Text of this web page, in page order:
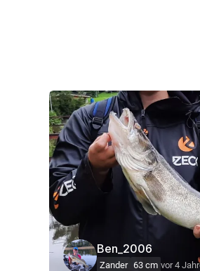
Ben_2006
Zander 63 cm vor 4